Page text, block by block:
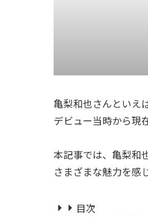
亀梨和也さんといえ
デビュー当時から現
本記事では、亀梨和
さまざまな魅力を感
目次